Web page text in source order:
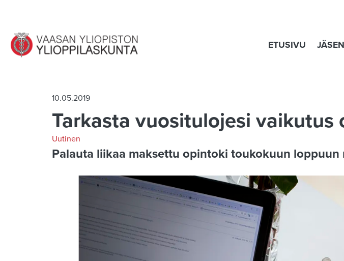
ETUSIVU
10.05.2019
Tarkasta vuositulojesi vaikutus
Uutinen
Palauta liikaa maksettu opintoki toukokuun loppuun